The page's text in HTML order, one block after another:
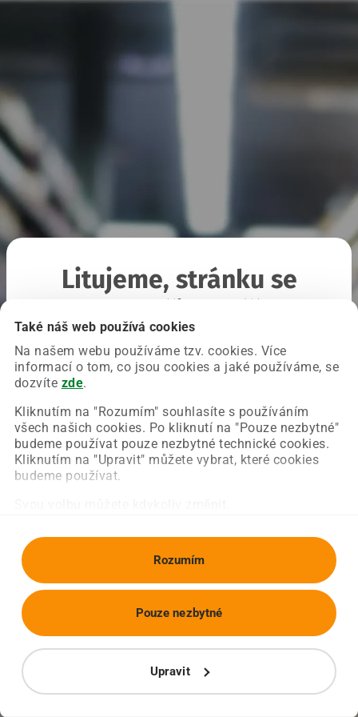
Také náš web používá cookies
Na našem webu používáme tzv. cookies. Více
informací o tom, co jsou cookies a jaké používáme, se
dozvíte zde.
Kliknutím na "Rozumím" souhlasíte s používáním
všech našich cookies. Po kliknutí na "Pouze nezbytné"
budeme používat pouze nezbytné technické cookies.
Kliknutím na "Upravit" můžete vybrat, které cookies
budeme používat.
Rozumím
Upravit
Pouze nezbytné
Litujeme, stránku se
Chyba nastala na naší straně a už ji opravujeme.
Zkuste prosím znovu načíst požadovanou stránku.
Obnovit stránku Úvodní strana